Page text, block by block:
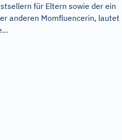
für Eltern sowie der ein
anderen Momfluencerin, lautet